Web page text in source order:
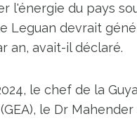
l'énergie du pays
Leguan devrait
an, avait-il déclaré.
le chef de la
le Dr